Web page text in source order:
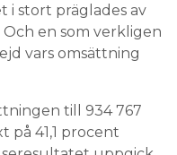
i stort präglades av
en som verkligen
vars omsättning
till 934 767
på 41,1 procent